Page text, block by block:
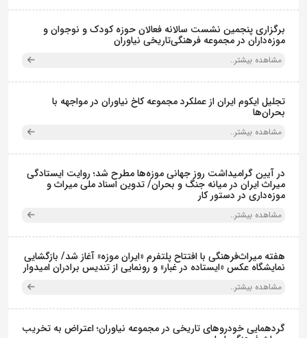
برگزاری پنجمین نشست سالانه فعالان حوزه کودک و نوجوان و
موزه‌داران در مجموعه فرهنگی‌تاریخی نیاوران
مشاهده بیشتر..
تجلیل ایکوم ایران از عملکرد مجموعه کاخ نیاوران در مواجهه با
بحران‌ها
مشاهده بیشتر..
در آیین گرامیداشت روز جهانی موزه‌ها مطرح شد؛ روایت ایستادگی
میراث ایران در میانه جنگ و بحران/ تدوین اسناد ملی میراث و
موزه‌داری در دستور کار
مشاهده بیشتر..
هفته میراث‌فرهنگی با افتتاح پلتفرم «ایران موزه» آغاز شد/ بازگشایی
نمایشگاه عکس «ایستاده در غبار» و رونمایی از تندیس برادران امیدوار
مشاهده بیشتر..
گردهمایی خودروهای تاریخی در مجموعه نیاوران؛ اعتراض به تخریب